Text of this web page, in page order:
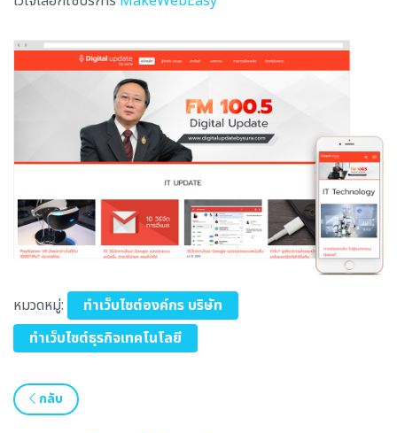
หมวดหมู่:
ทำเว็บไซต์องค์กร บริษัท
ทำเว็บไซต์ธุรกิจเทคโนโลยี
กลับ